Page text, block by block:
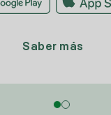
Saber más